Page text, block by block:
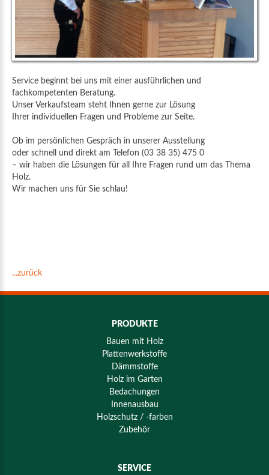
Service beginnt bei uns mit einer ausführlichen und
fachkompetenten Beratung.
Unser Verkaufsteam steht Ihnen gerne zur Lösung
Ihrer individuellen Fragen und Probleme zur Seite.
Ob im persönlichen Gespräch in unserer Ausstellung
oder schnell und direkt am Telefon (03 38 35) 475 0
– wir haben die Lösungen für all Ihre Fragen rund um das Thema
Holz.
Wir machen uns für Sie schlau!
...zurück
PRODUKTE
Bauen mit Holz
Plattenwerkstoffe
Dämmstoffe
Holz im Garten
Bedachungen
Innenausbau
Holzschutz / -farben
Zubehör
SERVICE